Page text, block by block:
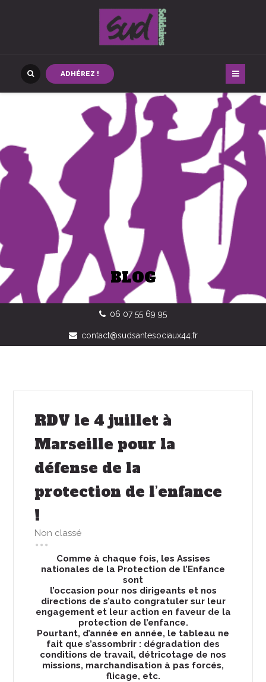
ADHÉREZ !
BLOG
06 07 55 69 95
contact@sudsantesociaux44.fr
RDV le 4 juillet à
Marseille pour la
défense de la
protection de l’enfance
!
Non classé
Comme à chaque fois, les Assises
nationales de la Protection de l’Enfance
sont
l’occasion pour nos dirigeants et nos
directions de s’auto congratuler sur leur
engagement et leur action en faveur de la
protection de l’enfance.
Pourtant, d’année en année, le tableau ne
fait que s’assombrir : dégradation des
conditions de travail, détricotage de nos
missions, marchandisation à pas forcés,
flicage, etc.